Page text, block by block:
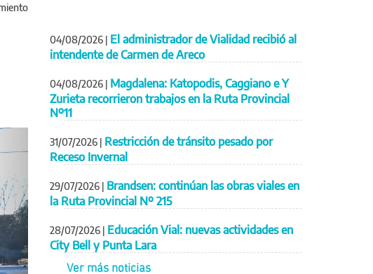
04/08/2026 | El administrador de Vialidad recibió al
intendente de Carmen de Areco
04/08/2026 | Magdalena: Katopodis, Caggiano e Y
Zurieta recorrieron trabajos en la Ruta Provincial
Nº11
31/07/2026 | Restricción de tránsito pesado por
Receso Invernal
29/07/2026 | Brandsen: continúan las obras viales en
la Ruta Provincial Nº 215
28/07/2026 | Educación Vial: nuevas actividades en
City Bell y Punta Lara
Ver más noticias